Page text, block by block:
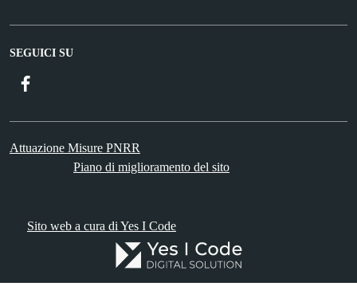
SEGUICI SU
Attuazione Misure PNRR
Piano di miglioramento del sito
Sito web a cura di Yes I Code